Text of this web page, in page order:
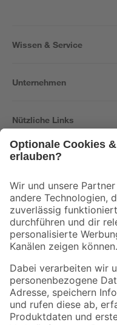
Wissen & Service
Unternehmen
Nützliche Links
Der toom Newsletter: Keine
Zur Newsletter
Folge uns
Zahlungsarten